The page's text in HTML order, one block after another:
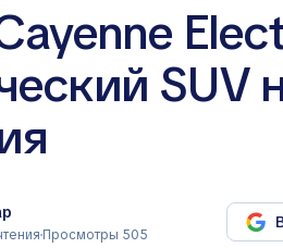
SUV
Просмотры 505